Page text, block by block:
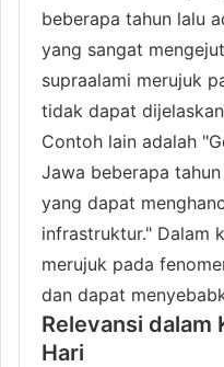
beberapa tahun lalu
yang sangat
supraalami merujuk
tidak dapat
Contoh lain adalah
Jawa beberapa
yang dapat
infrastruktur." Dalam
merujuk pada
dan dapat
Relevansi dalam
Hari